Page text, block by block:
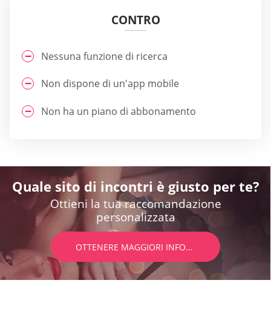
CONTRO
Nessuna funzione di ricerca
Non dispone di un'app mobile
Non ha un piano di abbonamento
Quale sito di incontri è giusto per te?
Ottieni la tua raccomandazione
personalizzata
OTTENERE MAGGIORI INFORMAZIONI